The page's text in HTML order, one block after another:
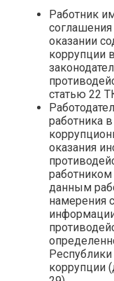
Работник
оказании
коррупции
статью 22
работника
оказания
работником
данным
намерения
Республики
коррупции